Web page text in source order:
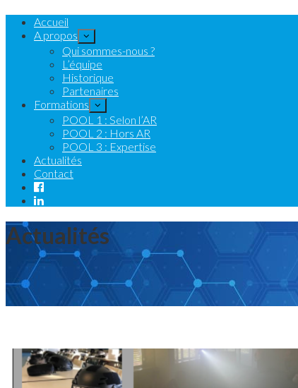
Accueil
A propos
Qui sommes-nous ?
L’équipe
Historique
Partenaires
Formations
POOL 1 : Selon l’AR
POOL 2 : Hors AR
POOL 3 : Expertise
Actualités
Contact
Actualités